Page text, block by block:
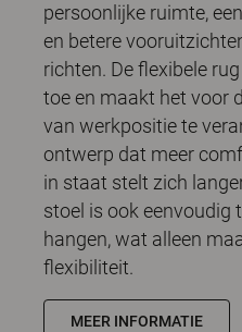
persoonlijke ruimte,
en betere
richten. De flexibele
toe en maakt het voor
van werkpositie te
ontwerp dat meer
in staat stelt zich
stoel is ook eenvoudig
hangen, wat alleen
flexibiliteit.
MEER INFORMATIE